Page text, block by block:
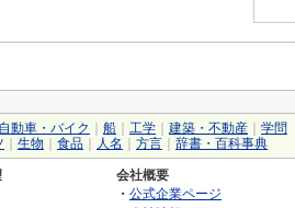
自動車・バイク 船 工学 建築・不動産
学問
生物 食品 人名 方言 辞書・百科事典
会社概要
・ 公式企業ページ